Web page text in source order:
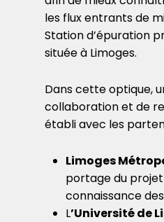
les flux entrants de
Station d’épuration
située à Limoges.
Dans cette optique,
collaboration et de
établi avec les
Limoges
portage du
connaissance
L’Université de